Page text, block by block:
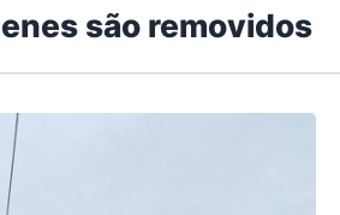
são removidos